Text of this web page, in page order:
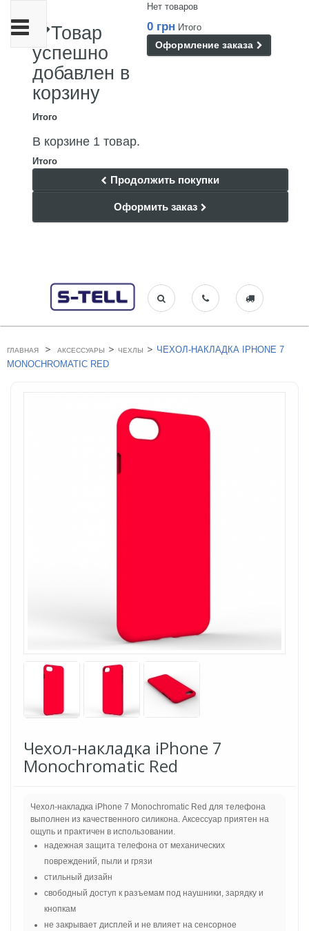
Нет товаров
0 грн Итого
Оформление заказа
Товар
успешно
добавлен в
корзину
Итого
В корзине 1 товар.
Итого
Продолжить покупки
Оформить заказ
Переключить
навигации
ГЛАВНАЯ > АКСЕССУАРЫ > ЧЕХЛЫ > ЧЕХОЛ-НАКЛАДКА IPHONE 7
MONOCHROMATIC RED
Чехол-накладка iPhone 7
Monochromatic Red
Чехол-накладка iPhone 7 Monochromatic Red для телефона
выполнен из качественного силикона. Аксессуар приятен на
ощупь и практичен в использовании.
надежная защита телефона от механических
повреждений, пыли и грязи
стильный дизайн
свободный доступ к разъемам под наушники, зарядку и
кнопкам
не закрывает дисплей и не влияет на сенсорное